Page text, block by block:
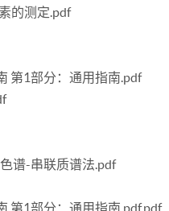
的测定.pdf
第1部分：通用指南.pdf
谱-串联质谱法.pdf
第1部分：通用指南.pdf.pdf